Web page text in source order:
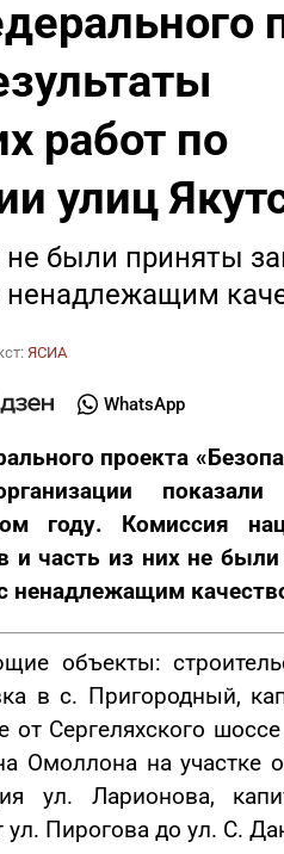
работ по
улиц
были приняты
ненадлежащим
ЯСИА
WhatsApp
проекта
показали
году. Комиссия
и часть из них не
ненадлежащим
объекты:
в с. Пригородный,
от Сергеляхского
Омоллона на участке
ул. Ларионова,
ул. Пирогова до ул. С.